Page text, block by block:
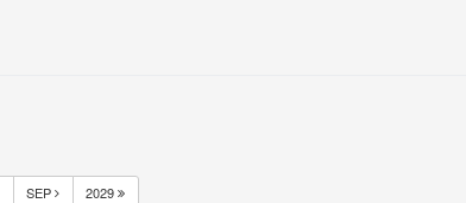
SEP 2029